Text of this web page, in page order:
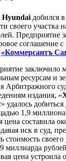
Hyundai добился
своего участка
Предприятие
соглашение
«Коммерсантъ
заключило
ресурсам и
Арбитражного
издания, «
» удалось
1,9
цена составила
иск в суд,
стоимость
миллиарда
цена устроила